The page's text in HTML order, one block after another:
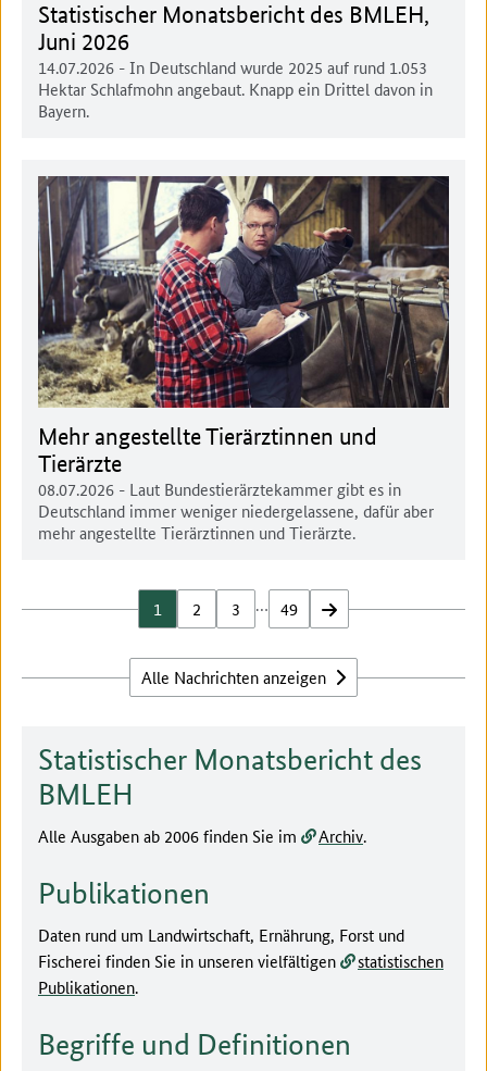
Statistischer Monatsbericht des BMLEH,
Juni 2026
14.07.2026 - In Deutschland wurde 2025 auf rund 1.053
Hektar Schlafmohn angebaut. Knapp ein Drittel davon in
Bayern.
Mehr angestellte Tierärztinnen und
Tierärzte
08.07.2026 - Laut Bundestierärztekammer gibt es in
Deutschland immer weniger niedergelassene, dafür aber
mehr angestellte Tierärztinnen und Tierärzte.
1 2 3 … 49 vor
Alle Nachrichten anzeigen
Statistischer Monatsbericht des
BMLEH
Alle Ausgaben ab 2006 finden Sie im Archiv.
Publikationen
Daten rund um Landwirtschaft, Ernährung, Forst und
Fischerei finden Sie in unseren vielfältigen
statistischen
Publikationen.
Begriffe und Definitionen